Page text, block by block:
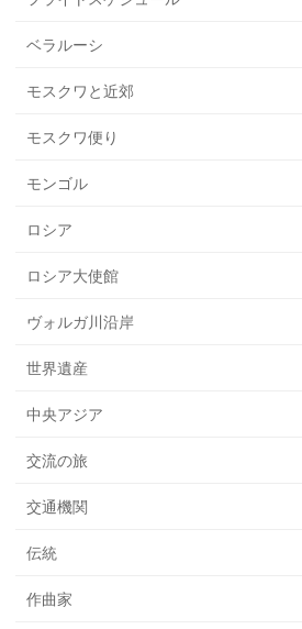
ベラルーシ
モスクワと近郊
モスクワ便り
モンゴル
ロシア
ロシア大使館
ヴォルガ川沿岸
世界遺産
中央アジア
交流の旅
交通機関
伝統
作曲家